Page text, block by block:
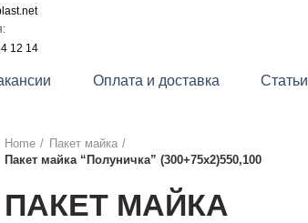
12 14
Оплата и доставка Статьи
Home
Пакет майка
Пакет майка “Полуничка” (300+75х2)550,100
ПАКЕТ МАЙКА